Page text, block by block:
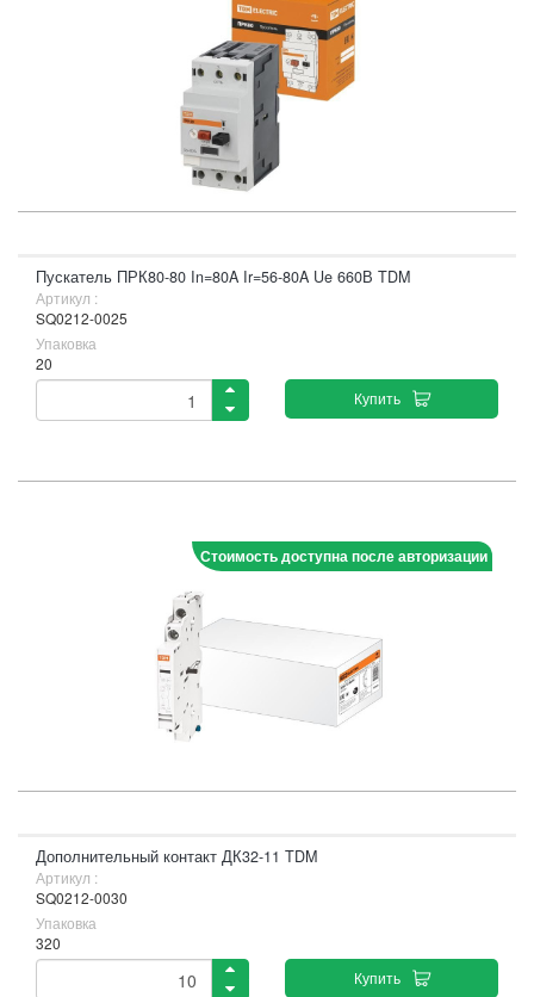
Пускатель ПРК80-80 In=80A Ir=56-80A Ue 660В TDM
Артикул :
SQ0212-0025
Упаковка
20
Купить
Стоимость доступна после авторизации
Дополнительный контакт ДК32-11 TDM
Артикул :
SQ0212-0030
Упаковка
320
Купить